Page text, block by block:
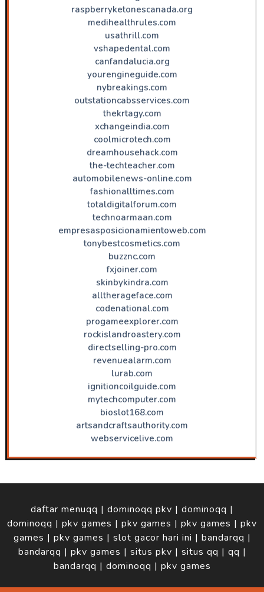
raspberryketonescanada.org
medihealthrules.com
usathrill.com
vshapedental.com
canfandalucia.org
yourengineguide.com
nybreakings.com
outstationcabsservices.com
thekrtagy.com
xchangeindia.com
coolmicrotech.com
dreamhousehack.com
the-techteacher.com
automobilenews-online.com
fashionalltimes.com
totaldigitalforum.com
technoarmaan.com
empresasposicionamientoweb.com
tonybestcosmetics.com
buzznc.com
fxjoiner.com
skinbykindra.com
alltherageface.com
codenational.com
progameexplorer.com
rockislandroastery.com
directselling-pro.com
revenuealarm.com
lurab.com
ignitioncoilguide.com
mytechcomputer.com
bioslot168.com
artsandcraftsauthority.com
webservicelive.com
daftar menuqq | dominoqq pkv | dominoqq |
dominoqq | pkv games | pkv games | pkv games | pkv
games | pkv games | slot gacor hari ini | bandarqq |
bandarqq | pkv games | situs pkv | situs qq | qq |
bandarqq | dominoqq | pkv games